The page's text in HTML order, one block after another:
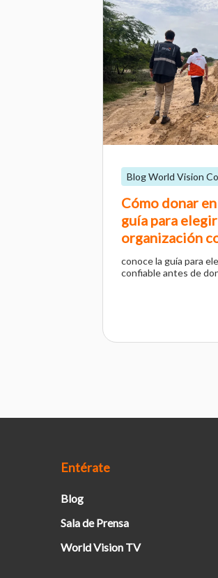
Blog World Vision
Cómo donar
guía para
organización
conoce la guía para
confiable antes de
Entérate
Blog
Sala de Prensa
World Vision TV